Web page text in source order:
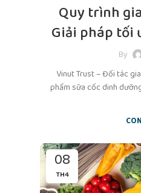
Quy trình
Giải pháp tối
By
Vinut Trust – Đối tác
phẩm sữa cốc dinh
08
TH4